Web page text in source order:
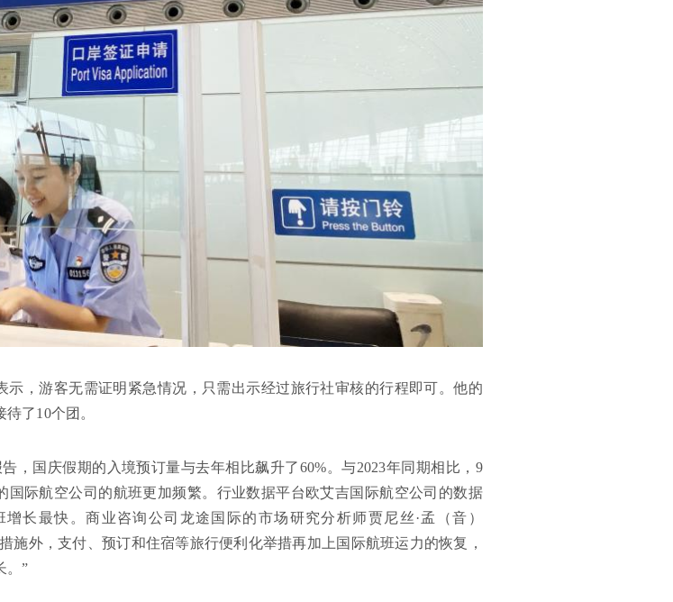
示，游客无需证明紧急情况，只需出示经过旅行社审核的行程即可。他的
了10个团。
，国庆假期的入境预订量与去年相比飙升了60%。与2023年同期相比，9
国际航空公司的航班更加频繁。行业数据平台欧艾吉国际航空公司的数据
长最快。商业咨询公司龙途国际的市场研究分析师贾尼丝·孟（音）
施外，支付、预订和住宿等旅行便利化举措再加上国际航班运力的恢复，
。”